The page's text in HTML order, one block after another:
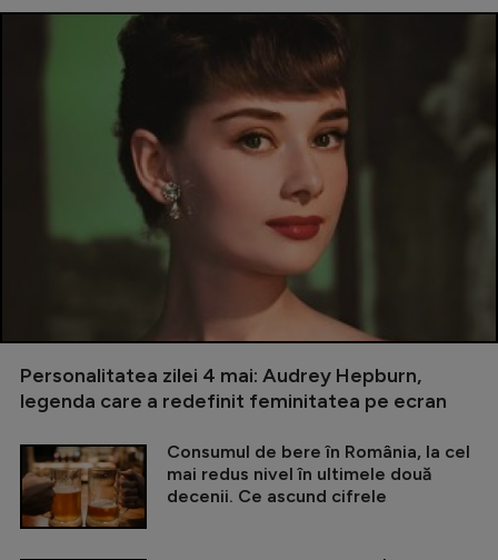
Personalitatea zilei 4 mai: Audrey Hepburn,
legenda care a redefinit feminitatea pe ecran
Consumul de bere în România, la cel
mai redus nivel în ultimele două
decenii. Ce ascund cifrele